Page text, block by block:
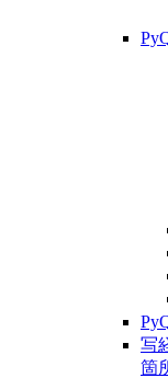
写
箇